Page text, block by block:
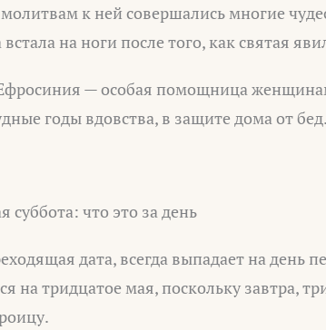
к ней совершались многие
на ноги после того, как святая
— особая помощница
годы вдовства, в защите дома от бед.
суббота: что это за день
дата, всегда выпадает на день
на тридцатое мая, поскольку завтра,